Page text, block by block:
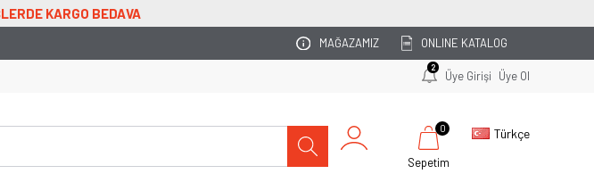
MAĞAZAMIZ ONLINE KATALOG
2
Üye Girişi Üye Ol
Türkçe
Sepetim
0